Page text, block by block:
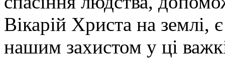
Вікарій Христа на землі,
нашим захистом у ці